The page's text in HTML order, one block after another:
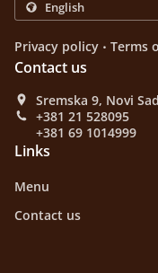
Privacy policy . Terms
Contact us
Sremska 9, Novi
+381 21 528095
+381 69 1014999
Links
Menu
Contact us